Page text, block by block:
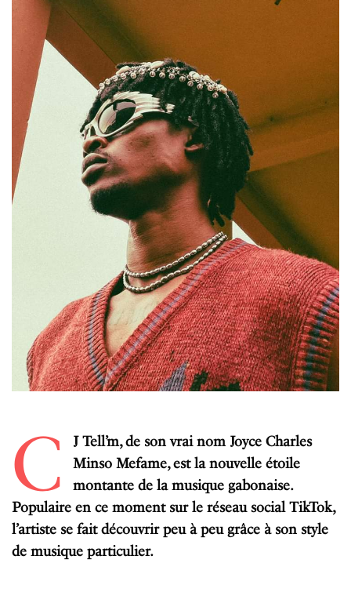
C
J Tell’m, de son vrai nom Joyce Charles
Minso Mefame, est la nouvelle étoile
montante de la musique gabonaise.
Populaire en ce moment sur le réseau social TikTok,
l’artiste se fait découvrir peu à peu grâce à son style
de musique particulier.